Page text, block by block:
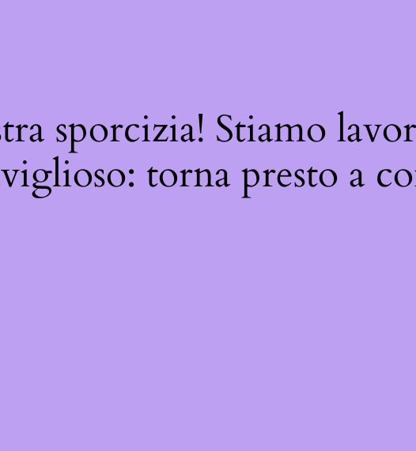
sporcizia! Stiamo
torna presto a